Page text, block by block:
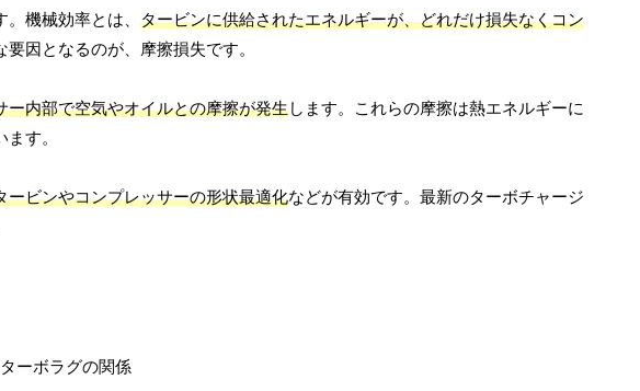
機械効率とは、 タービンに供給されたエネルギーが、どれだけ損失なくコン
因となるのが、摩擦損失です。
ー内部で空気やオイルとの摩擦が発生します。これらの摩擦は熱エネルギーに
す。
ビンやコンプレッサーの形状最適化などが有効です。最新のターボチャージ